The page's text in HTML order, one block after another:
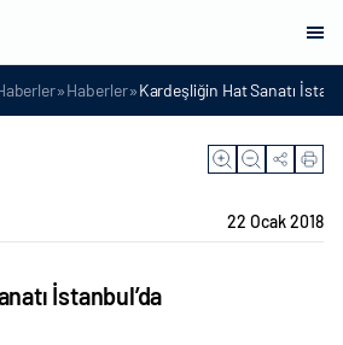
»Haberler»Kardeşliğin Hat Sanatı
22 Ocak 2018
İstanbul’da